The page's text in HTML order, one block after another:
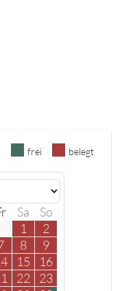
frei belegt
Sa
So
1
2
8
9
15
16
22
23